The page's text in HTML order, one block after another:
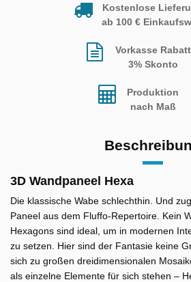
Kostenlose
ab 100 €
Vorkasse Rabatt
3% Skonto
Produktion
nach Maß
3D Wandpaneel Hexa
Die klassische Wabe schlechthin. Und
Paneel aus dem Fluffo-Repertoire. Kein
Hexagons sind ideal, um in modernen
zu setzen. Hier sind der Fantasie keine
sich zu großen dreidimensionalen
als einzelne Elemente für sich stehen –